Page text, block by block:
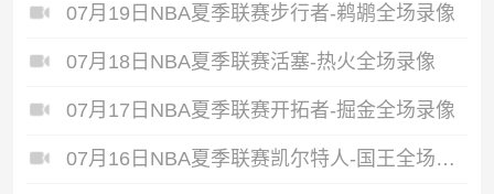
07月19日NBA夏季联赛步行者-鹈鹕全场录像
07月18日NBA夏季联赛活塞-热火全场录像
07月17日NBA夏季联赛开拓者-掘金全场录像
07月16日NBA夏季联赛凯尔特人-国王全场录像